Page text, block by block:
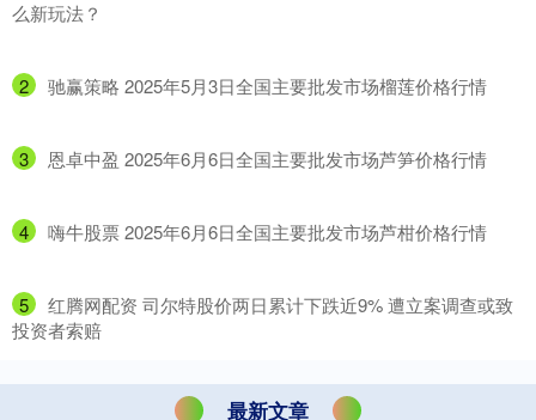
么新玩法？
2 ​驰赢策略 2025年5月3日全国主要批发市场榴莲价格行情
3 ​恩卓中盈 2025年6月6日全国主要批发市场芦笋价格行情
4 ​嗨牛股票 2025年6月6日全国主要批发市场芦柑价格行情
5
​红腾网配资 司尔特股价两日累计下跌近9% 遭立案调查或致
投资者索赔
最新文章